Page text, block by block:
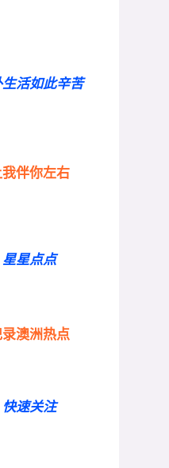
活如此辛苦
伴你左右
星星点点
澳洲热点
快速关注